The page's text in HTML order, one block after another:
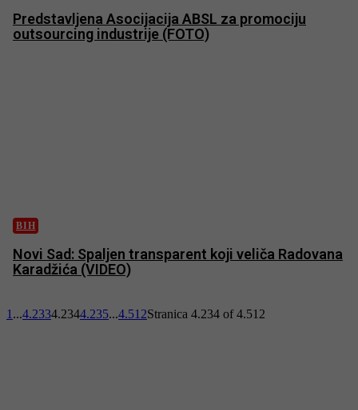
Predstavljena Asocijacija ABSL za promociju
outsourcing industrije (FOTO)
BIH
Novi Sad: Spaljen transparent koji veliča Radovana
Karadžića (VIDEO)
1 ...4.2334.2344.235...4.512Stranica 4.234 of 4.512